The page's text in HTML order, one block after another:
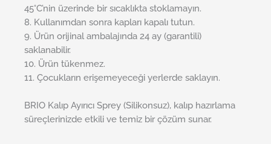
45°C’nin üzerinde bir sıcaklıkta stoklamayın.
8. Kullanımdan sonra kapları kapalı tutun.
9. Ürün orijinal ambalajında 24 ay (garantili)
saklanabilir.
10. Ürün tükenmez.
11. Çocukların erişemeyeceği yerlerde saklayın.
BRIO Kalıp Ayırıcı Sprey (Silikonsuz), kalıp hazırlama
süreçlerinizde etkili ve temiz bir çözüm sunar.